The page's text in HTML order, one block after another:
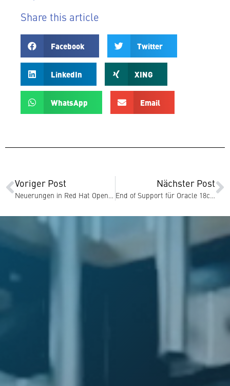
Share this article
Facebook Twitter
LinkedIn XING
WhatsApp Email
Voriger Post
Neue­run­gen in Red Hat OpenShift 4.7
Nächster Post
End of Support für Oracle 18c Datenbank am 30.06.21